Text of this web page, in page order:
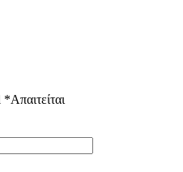
*Απαιτείται